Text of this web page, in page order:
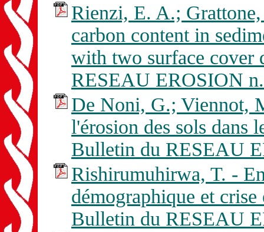
Rienzi, E. A.;
carbon content in
with two surface cover
RESEAU EROSION
De Noni, G.; Viennot,
l'érosion des sols dans
Bulletin du RESEAU
Rishirumuhirwa, T. -
démographique et
Bulletin du RESEAU